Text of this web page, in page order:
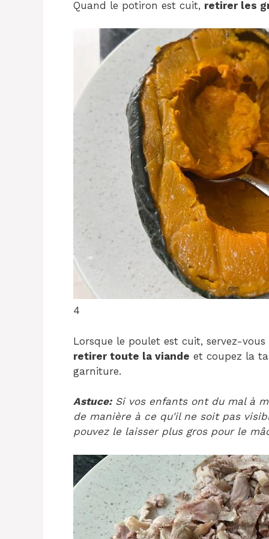
Quand le potiron est cuit, retirer les
4
Lorsque le poulet est cuit, servez-
retirer toute la viande et coupez la
garniture.
Astuce:Si vos enfants ont du mal à
de manière à ce qu'il ne soit pas
pouvez le laisser plus gros pour le